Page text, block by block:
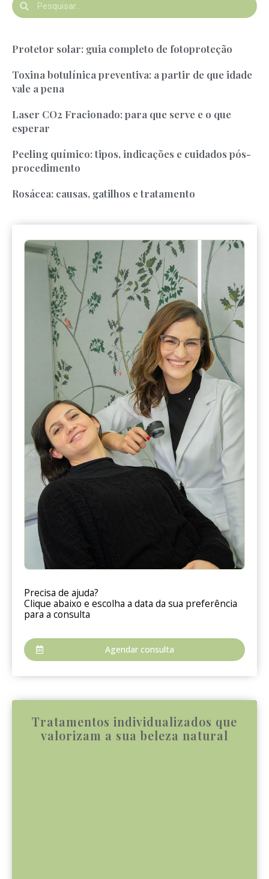
Protetor solar: guia completo de fotoproteção
Toxina botulínica preventiva: a partir de que idade
vale a pena
Laser CO2 Fracionado: para que serve e o que
esperar
Peeling químico: tipos, indicações e cuidados pós-
procedimento
Rosácea: causas, gatilhos e tratamento
Precisa de ajuda?
Clique abaixo e escolha a data da sua preferência
para a consulta
Agendar consulta
Tratamentos individualizados que
valorizam a sua beleza natural